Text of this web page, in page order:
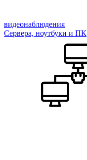
видеонаблюдения
Сервера, ноутбуки и ПК